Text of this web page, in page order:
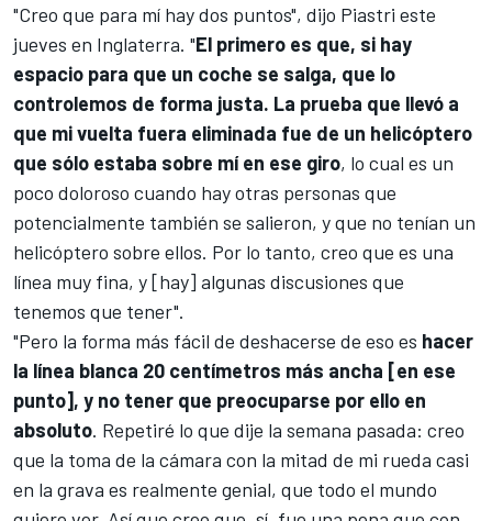
"Creo que para mí hay dos puntos", dijo Piastri este
jueves en Inglaterra. "El primero es que, si hay
espacio para que un coche se salga, que lo
controlemos de forma justa. La prueba que llevó a
que mi vuelta fuera eliminada fue de un helicóptero
que sólo estaba sobre mí en ese giro, lo cual es un
poco doloroso cuando hay otras personas que
potencialmente también se salieron, y que no tenían un
helicóptero sobre ellos. Por lo tanto, creo que es una
línea muy fina, y [hay] algunas discusiones que
tenemos que tener".
"Pero la forma más fácil de deshacerse de eso es hacer
la línea blanca 20 centímetros más ancha [en ese
punto], y no tener que preocuparse por ello en
absoluto. Repetiré lo que dije la semana pasada: creo
que la toma de la cámara con la mitad de mi rueda casi
en la grava es realmente genial, que todo el mundo